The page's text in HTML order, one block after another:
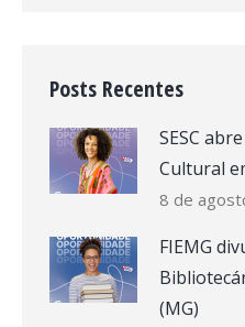
Posts Recentes
SESC
Cultural
8 de
FIEMG
(MG)